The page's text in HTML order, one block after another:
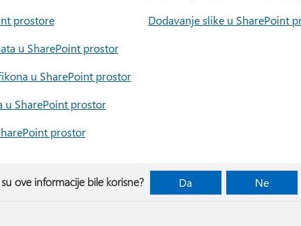
prostore
Dodavanje slike u SharePoint
u SharePoint prostor
u SharePoint prostor
u SharePoint prostor
prostor
ove informacije bile korisne? Da Ne